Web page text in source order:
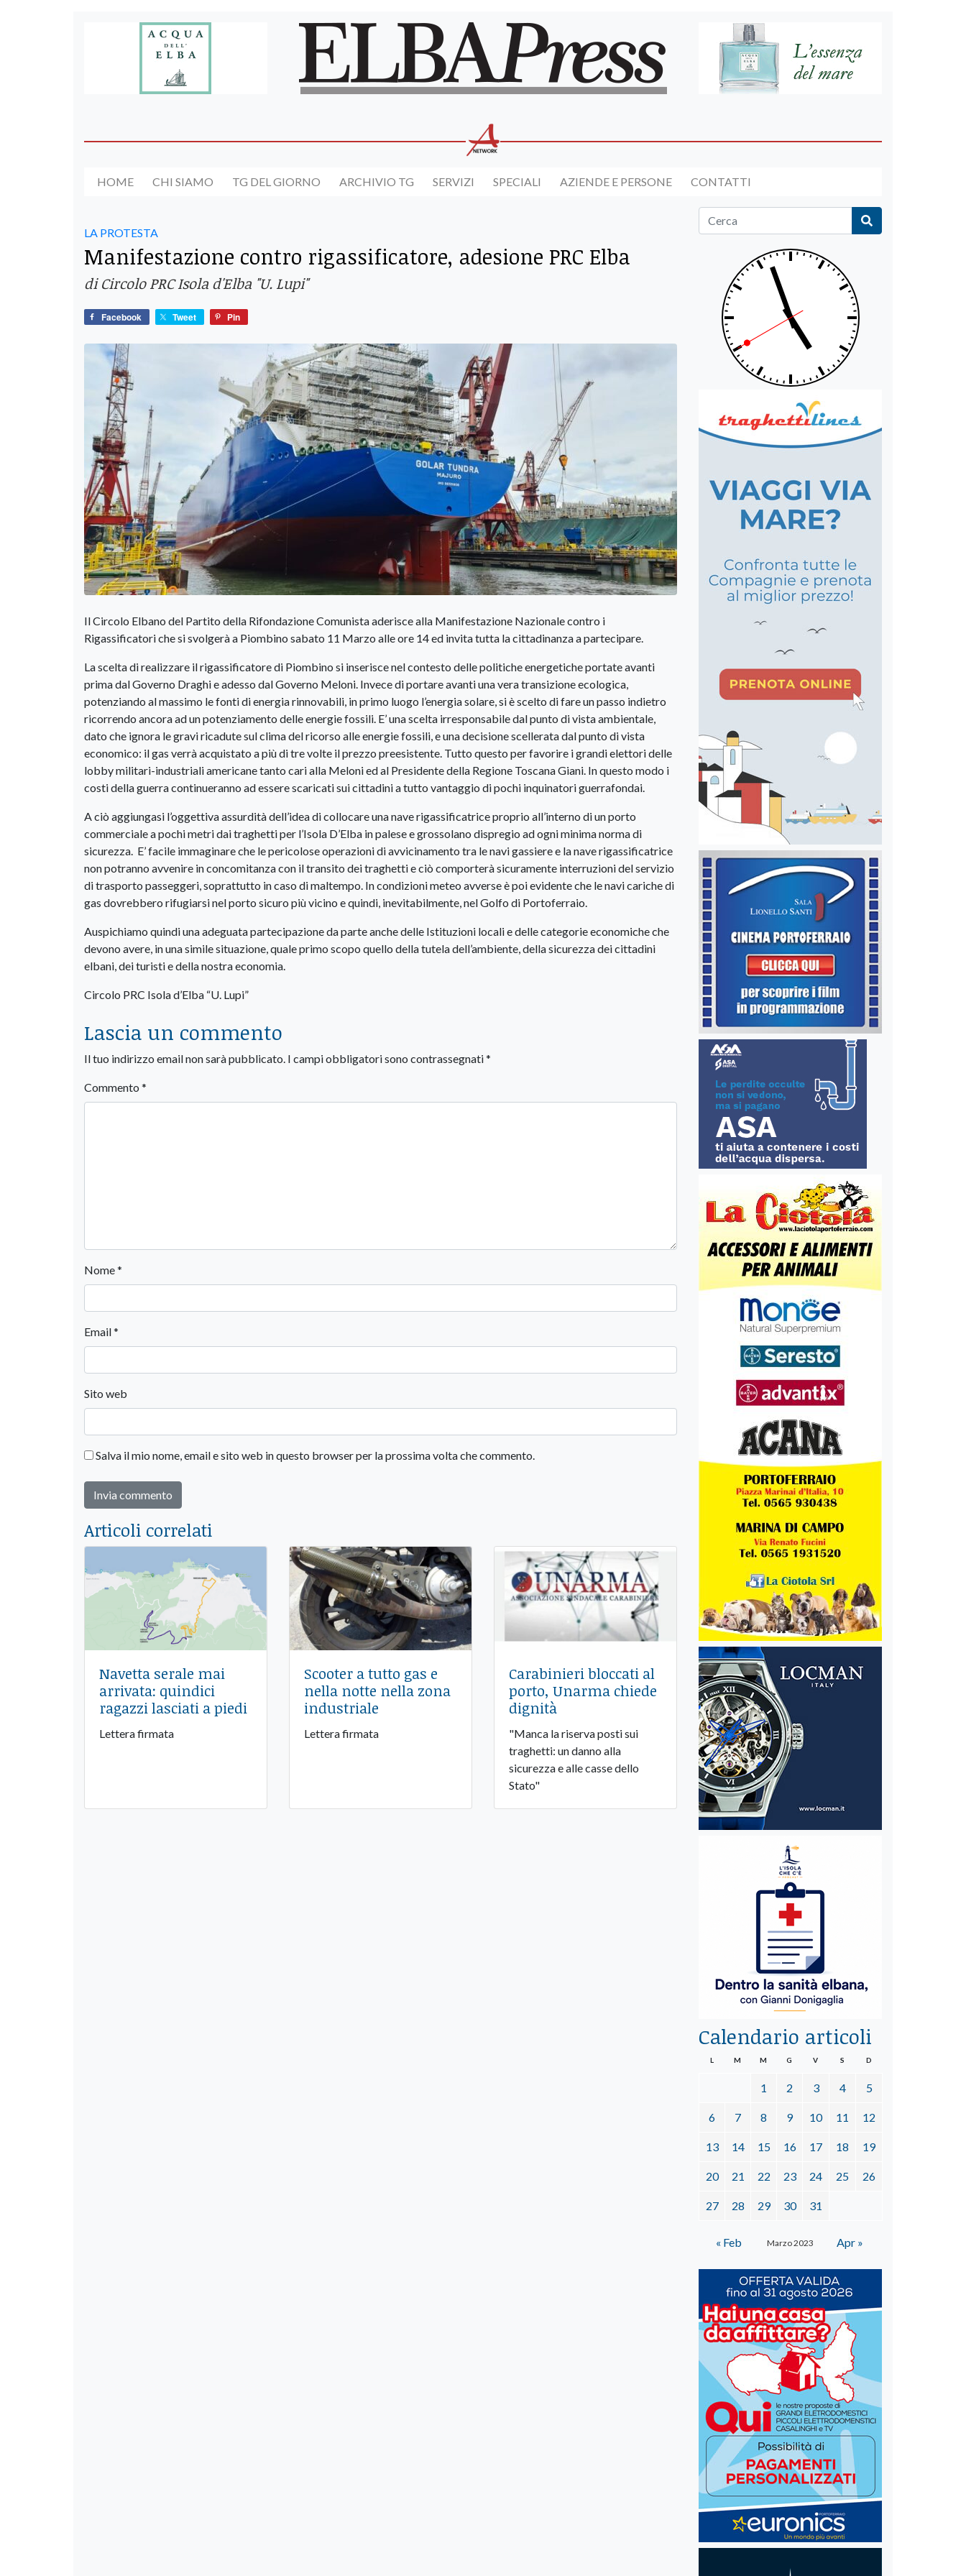
HOME CHI SIAMO TG DEL GIORNO ARCHIVIO TG SERVIZI SPECIALI AZIENDE E PERSONE CONTATTI
LA PROTESTA
Manifestazione contro rigassificatore, adesione PRC Elba
di Circolo PRC Isola d'Elba "U. Lupi"
Facebook Tweet Pin
Il Circolo Elbano del Partito della Rifondazione Comunista aderisce alla Manifestazione Nazionale contro i
Rigassificatori che si svolgerà a Piombino sabato 11 Marzo alle ore 14 ed invita tutta la cittadinanza a partecipare.
La scelta di realizzare il rigassificatore di Piombino si inserisce nel contesto delle politiche energetiche portate avanti
prima dal Governo Draghi e adesso dal Governo Meloni. Invece di portare avanti una vera transizione ecologica,
potenziando al massimo le fonti di energia rinnovabili, in primo luogo l’energia solare, si è scelto di fare un passo indietro
ricorrendo ancora ad un potenziamento delle energie fossili. E’ una scelta irresponsabile dal punto di vista ambientale,
dato che ignora le gravi ricadute sul clima del ricorso alle energie fossili, e una decisione scellerata dal punto di vista
economico: il gas verrà acquistato a più di tre volte il prezzo preesistente. Tutto questo per favorire i grandi elettori delle
lobby militari-industriali americane tanto cari alla Meloni ed al Presidente della Regione Toscana Giani. In questo modo i
costi della guerra continueranno ad essere scaricati sui cittadini a tutto vantaggio di pochi inquinatori guerrafondai.
A ciò aggiungasi l’oggettiva assurdità dell’idea di collocare una nave rigassificatrice proprio all’interno di un porto
commerciale a pochi metri dai traghetti per l’Isola D’Elba in palese e grossolano dispregio ad ogni minima norma di
sicurezza. E’ facile immaginare che le pericolose operazioni di avvicinamento tra le navi gassiere e la nave rigassificatrice
non potranno avvenire in concomitanza con il transito dei traghetti e ciò comporterà sicuramente interruzioni del servizio
di trasporto passeggeri, soprattutto in caso di maltempo. In condizioni meteo avverse è poi evidente che le navi cariche di
gas dovrebbero rifugiarsi nel porto sicuro più vicino e quindi, inevitabilmente, nel Golfo di Portoferraio.
Auspichiamo quindi una adeguata partecipazione da parte anche delle Istituzioni locali e delle categorie economiche che
devono avere, in una simile situazione, quale primo scopo quello della tutela dell’ambiente, della sicurezza dei cittadini
elbani, dei turisti e della nostra economia.
Circolo PRC Isola d’Elba “U. Lupi”
Lascia un commento
Il tuo indirizzo email non sarà pubblicato. I campi obbligatori sono contrassegnati*
Commento *
Nome*
Email*
Sito web
Salva il mio nome, email e sito web in questo browser per la prossima volta che commento.
Articoli correlati
Navetta serale mai
arrivata: quindici
ragazzi lasciati a piedi
Lettera firmata
Scooter a tutto gas e
nella notte nella zona
industriale
Lettera firmata
Carabinieri bloccati al
porto, Unarma chiede
dignità
"Manca la riserva posti sui
traghetti: un danno alla
sicurezza e alle casse dello
Stato"
Calendario articoli
Marzo 2023
L M M G V S D
1 2 3 4 5
6 7 8 9 10 11 12
13 14 15 16 17 18 19
20 21 22 23 24 25 26
27 28 29 30 31
« Feb Apr »